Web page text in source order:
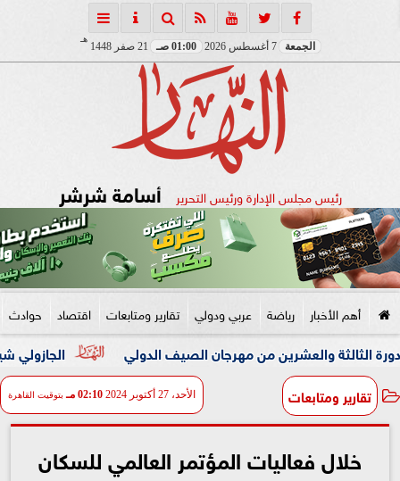
الجمعة 7 أغسطس 2026 01:00 صـ 21 صفر 1448
هـ
رئيس مجلس الإدارة ورئيس التحرير أسامة شرشر
أهم الأخبار رياضة عربي ودولي تقارير ومتابعات اقتصاد حوادث
الجازولي شيوخ الطرق من مهرجان الصيف الدولي
تقارير ومتابعات الأحد، 27 أكتوبر 2024 02:10 مـ بتوقيت القاهرة
خلال فعاليات المؤتمر العالمي للسكان